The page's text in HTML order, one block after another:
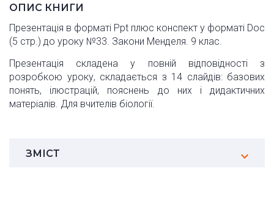
ОПИС КНИГИ
Презентація в форматі Ppt плюс конспект у форматі Doc
(5 стр.) до уроку №33. Закони Менделя. 9 клас.
Презентація складена у повній відповідності з
розробкою уроку, складається з 14 слайдів: базових
понять, ілюстрацій, пояснень до них і дидактичних
матеріалів. Для вчителів біології.
ЗМІСТ